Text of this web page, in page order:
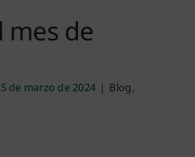
mes de
5 de marzo de 2024 | Blog,